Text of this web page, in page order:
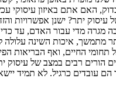
האם אתם באיזון עיסוקי
יתר? ישנן אפשרויות
מגרה מדי עבור האדם, עד
מתמשך, איכות השינה עלולה
תחומי החיים, ואף הבריאות
הורים רבים במצב של עיסוק
עובדים כרגיל. לא תמיד